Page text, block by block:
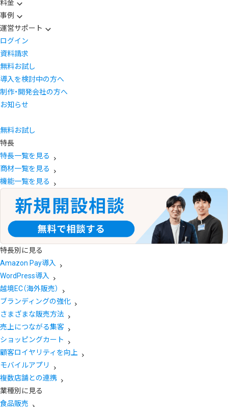
料金
事例
運営サポート
ログイン
資料請求
無料お試し
導入を検討中の方へ
制作・開発会社の方へ
お知らせ
無料お試し
特長
特長一覧を見る
商材一覧を見る
機能一覧を見る
特長別に見る
Amazon Pay導入
WordPress導入
越境EC（海外販売）
ブランディングの強化
さまざまな販売方法
売上につながる集客
ショッピングカート
顧客ロイヤリティを向上
モバイルアプリ
複数店舗との連携
業種別に見る
食品販売